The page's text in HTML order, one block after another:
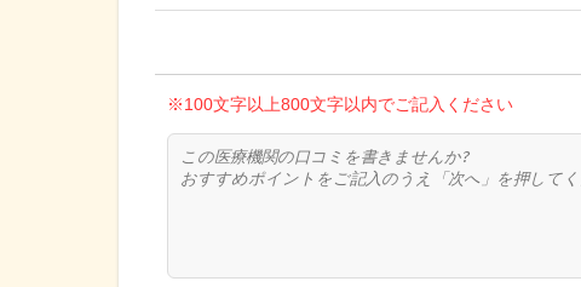
※100文字以上800文字以内でご記入ください